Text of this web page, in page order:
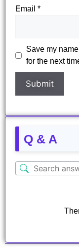
Email *
Save my
for the next
Q & A